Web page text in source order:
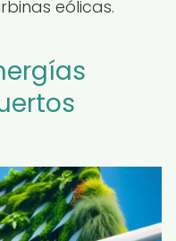
eólicas.